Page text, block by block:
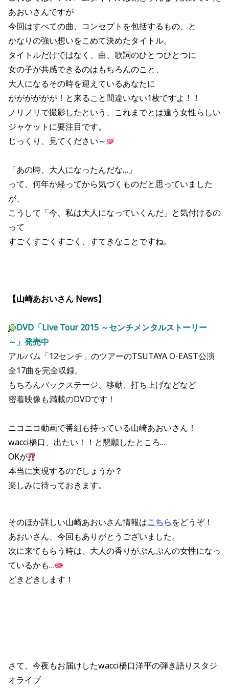
あおいさんですが
今回はすべての曲、コンセプトを包括するもの、と
かなりの強い想いをこめて決めたタイトル。
タイトルだけではなく、曲、歌詞のひとつひとつに
女の子が共感できるのはもちろんのこと、
大人になるその時を迎えているあなたに
がががががが！と来ること間違いない1枚ですよ！！
ノリノリで撮影したという、これまでとは違う女性らしい
ジャケットに要注目です。
じっくり、見てください～
「あの時、大人になったんだな…」
って、何年か経ってから気づくものだと思っていました
が、
こうして「今、私は大人になっていくんだ」と気付けるの
って
すごくすごくすごく、すてきなことですね。
【山崎あおいさん News】
DVD「Live Tour 2015 ～センチメンタルストーリー
～」発売中
アルバム「12センチ」のツアーのTSUTAYA O-EAST公演
全17曲を完全収録。
もちろんバックステージ、移動、打ち上げなどなど
密着映像も満載のDVDです！
ニコニコ動画で番組も持っている山崎あおいさん！
wacci橋口、出たい！！と懇願したところ…
OKが
本当に実現するのでしょうか？
楽しみに待っておきます。
そのほか詳しい山崎あおいさん情報はこちらをどうぞ！
あおいさん、今回もありがとうございました。
次に来てもらう時は、大人の香りがぷんぷんの女性になっ
ているかも…
どきどきします！
さて、今夜もお届けしたwacci橋口洋平の弾き語りスタジ
オライブ